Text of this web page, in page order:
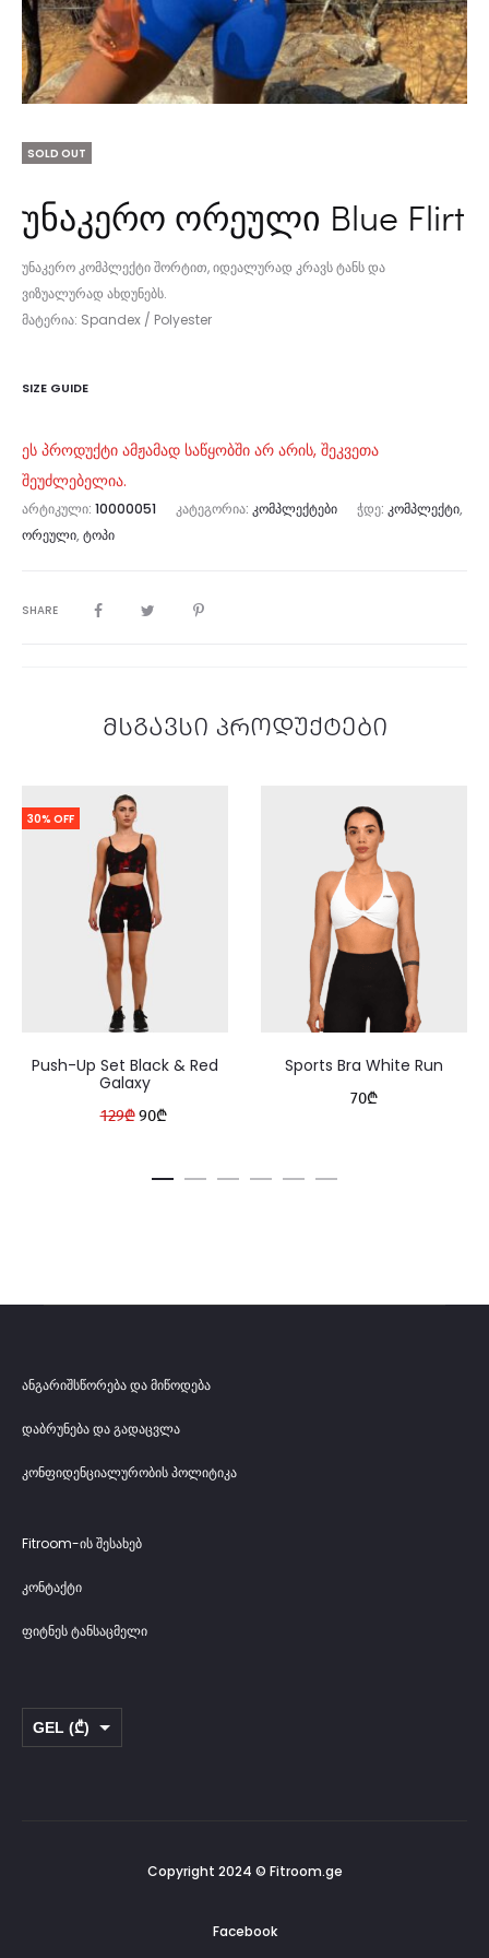
SOLD OUT
უნაკერო ორეული Blue Flirt
უნაკერო კომპლექტი შორტით, იდეალურად კრავს ტანს და
ვიზუალურად ახდუნებს.
მატერია: Spandex / Polyester
SIZE GUIDE
ეს პროდუქტი ამჟამად საწყობში არ არის, შეკვეთა
შეუძლებელია.
ᲐᲠᲢᲘᲙᲣᲚᲘ: 10000051 ᲙᲐᲢᲔᲒᲝᲠᲘᲐ: ᲙᲝᲛᲞᲚᲔᲥᲢᲔᲑᲘ ᲭᲓᲔ: ᲙᲝᲛᲞᲚᲔᲥᲢᲘ,
ᲝᲠᲔᲣᲚᲘ, ᲢᲝᲞᲘ
SHARE
მსგავსი პროდუქტები
30% OFF
Push-Up Set Black & Red
Galaxy
129₾Original
was:
90₾Current
is:
Sports Bra White Run
70₾
ანგარიშსწორება და მიწოდება
დაბრუნება და გადაცვლა
კონფიდენციალურობის პოლიტიკა
Fitroom-ის შესახებ
კონტაქტი
ფიტნეს ტანსაცმელი
GEL (₾)
Copyright 2024 © Fitroom.ge
Facebook